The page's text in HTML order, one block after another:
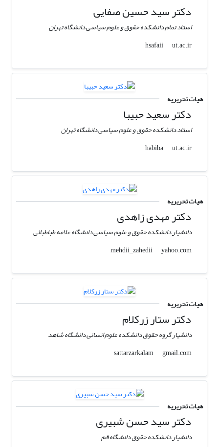
دکتر سید حسین صفایی
استاد تمام دانشکده حقوق و علوم سیاسی دانشگاه تهران
hsafaii
ut.ac.ir
هیات تحریریه
دکتر سعید حبیبا
استاد دانشکده حقوق و علوم سیاسی دانشگاه تهران
habiba
ut.ac.ir
هیات تحریریه
دکتر مهدی زاهدی
دانشیار دانشکده حقوق و علوم سیاسی دانشگاه علامه طباطبائی
mehdii_zahedii
yahoo.com
هیات تحریریه
دکتر ستار زرکلام
دانشیار گروه حقوق دانشکده علوم انسانی دانشگاه شاهد
sattarzarkalam
gmail.com
هیات تحریریه
دکتر سید حسن شبیری
دانشیار دانشکده حقوق دانشگاه قم